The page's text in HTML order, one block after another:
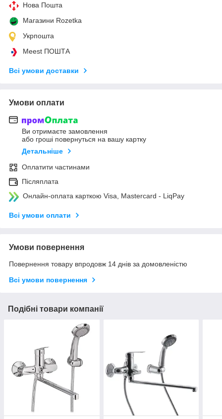
Нова Пошта
Магазини Rozetka
Укрпошта
Meest ПОШТА
Всі умови доставки
Умови оплати
Ви отримаєте замовлення
або гроші повернуться на вашу картку
Детальніше
Оплатити частинами
Післяплата
Онлайн-оплата карткою Visa, Mastercard - LiqPay
Всі умови оплати
Умови повернення
Повернення товару впродовж 14 днів за домовленістю
Всі умови повернення
Подібні товари компанії